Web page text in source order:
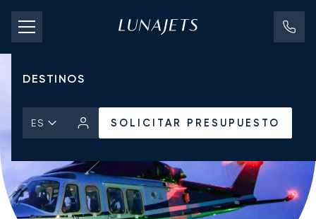
TARIFAS DE CHÁRTER
JETS PRIVADOS
DESTINOS
ES SOLICITAR PRESUPUESTO